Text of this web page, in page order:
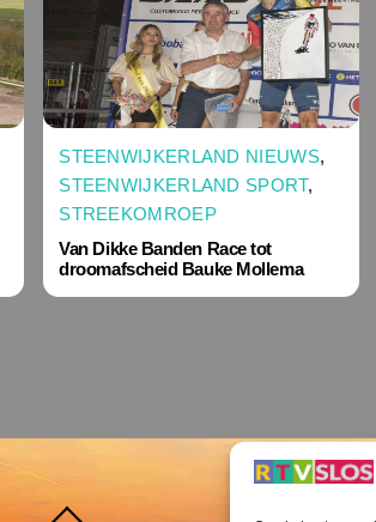
STEENWIJKERLAND NIEUWS,
STEENWIJKERLAND SPORT,
STREEKOMROEP
Van Dikke Banden Race tot
droomafscheid Bauke Mollema